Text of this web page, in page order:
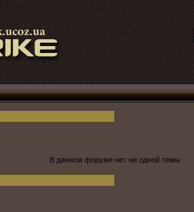
В данном форуме нет ни одной темы